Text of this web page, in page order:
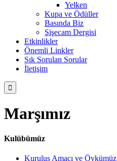
Yelken
Kupa ve Ödüller
Basında Biz
Şişecam Dergisi
Etkinlikler
Önemli Linkler
Sık Sorulan Sorular
İletişim

Marşımız
Kulübümüz
Kuruluş Amacı ve Öykümüz